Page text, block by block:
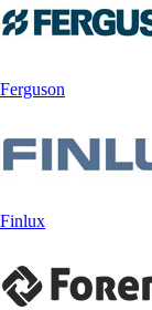
Ferguson
Finlux